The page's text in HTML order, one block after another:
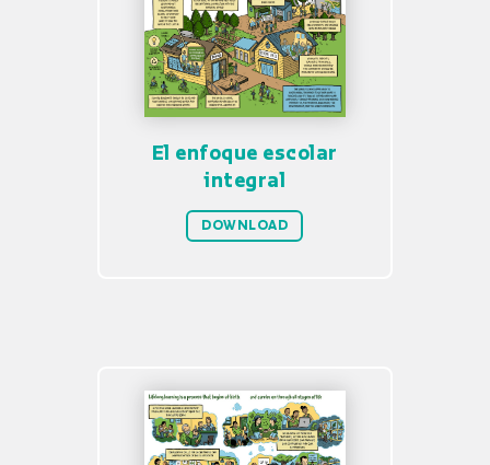
El enfoque escolar
integral
DOWNLOAD